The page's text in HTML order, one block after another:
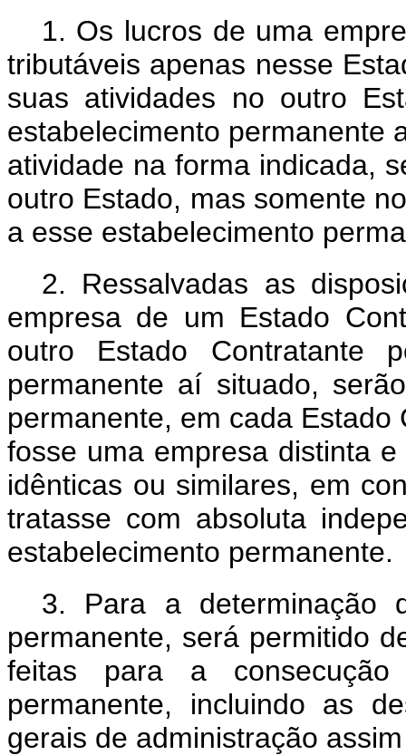
1. Os lucros de uma
tributáveis apenas nesse
suas atividades no outro
estabelecimento permanente
atividade na forma indicada,
outro Estado, mas somente
a esse estabelecimento
2. Ressalvadas as
empresa de um Estado
outro Estado Contratante
permanente aí situado,
permanente, em cada
fosse uma empresa distinta
idênticas ou similares, em
tratasse com absoluta
estabelecimento permanente.
3. Para a determinação
permanente, será permitido
feitas para a consecução
permanente, incluindo as
gerais de administração